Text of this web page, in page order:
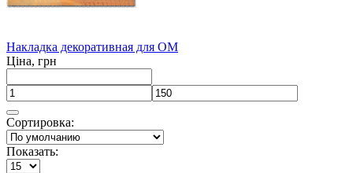
Накладка декоративная для ОМ
Ціна, грн
Сортировка:
Показать: